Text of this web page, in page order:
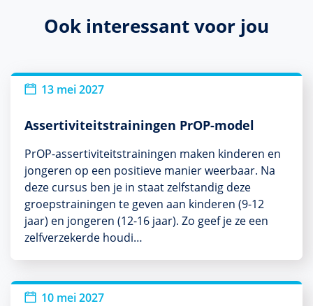
Ook interessant voor jou
13 mei 2027
Assertiviteitstrainingen PrOP-model
PrOP-assertiviteitstrainingen maken kinderen en
jongeren op een positieve manier weerbaar. Na
deze cursus ben je in staat zelfstandig deze
groepstrainingen te geven aan kinderen (9-12
jaar) en jongeren (12-16 jaar). Zo geef je ze een
zelfverzekerde houdi…
10 mei 2027